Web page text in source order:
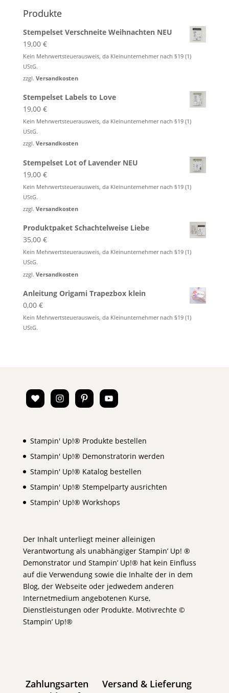
Produkte
Stempelset Verschneite Weihnachten NEU
19,00 €
Kein Mehrwertsteuerausweis, da Kleinunternehmer nach §19 (1)
UStG.
zzgl. Versandkosten
Stempelset Labels to Love
19,00 €
Kein Mehrwertsteuerausweis, da Kleinunternehmer nach §19 (1)
UStG.
zzgl. Versandkosten
Stempelset Lot of Lavender NEU
19,00 €
Kein Mehrwertsteuerausweis, da Kleinunternehmer nach §19 (1)
UStG.
zzgl. Versandkosten
Produktpaket Schachtelweise Liebe
35,00 €
Kein Mehrwertsteuerausweis, da Kleinunternehmer nach §19 (1)
UStG.
zzgl. Versandkosten
Anleitung Origami Trapezbox klein
0,00 €
Kein Mehrwertsteuerausweis, da Kleinunternehmer nach §19 (1)
UStG.
Stampin' Up!® Produkte bestellen
Stampin' Up!® Demonstratorin werden
Stampin' Up!® Katalog bestellen
Stampin' Up!® Stempelparty ausrichten
Stampin' Up!® Workshops
Der Inhalt unterliegt meiner alleinigen
Verantwortung als unabhängiger Stampin’ Up! ®
Demonstrator und Stampin’ Up!® hat kein Einfluss
auf die Verwendung sowie die Inhalte der in dem
Blog, der Webseite oder jedwedem anderen
Internetmedium angebotenen Kurse,
Dienstleistungen oder Produkte. Motivrechte ©
Stampin’ Up!®
Zahlungsarten
Versand & Lieferung